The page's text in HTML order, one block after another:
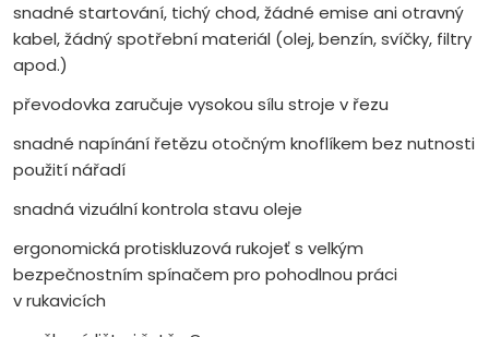
snadné startování, tichý chod, žádné emise ani otravný
kabel, žádný spotřební materiál (olej, benzín, svíčky, filtry
apod.)
převodovka zaručuje vysokou sílu stroje v řezu
snadné napínání řetězu otočným knoflíkem bez nutnosti
použití nářadí
snadná vizuální kontrola stavu oleje
ergonomická protiskluzová rukojeť s velkým
bezpečnostním spínačem pro pohodlnou práci
v rukavicích